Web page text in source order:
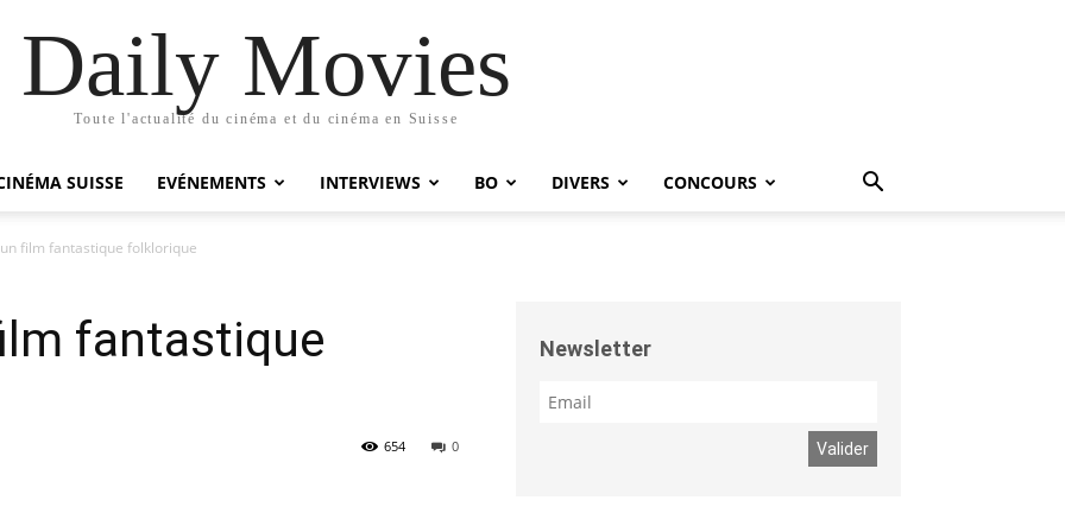
Daily Movies
Toute l'actualité du cinéma et du cinéma en Suisse
SUISSE EVÉNEMENTS INTERVIEWS BO DIVERS CONCOURS
film fantastique folklorique
fantastique
0
654
Newsletter